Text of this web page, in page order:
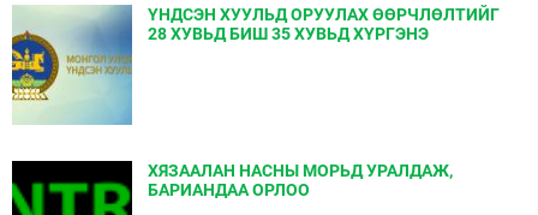
ҮНДСЭН ХУУЛЬД ОРУУЛАХ ӨӨРЧЛӨЛТИЙГ
28 ХУВЬД БИШ 35 ХУВЬД ХҮРГЭНЭ
ХЯЗААЛАН НАСНЫ МОРЬД УРАЛДАЖ,
БАРИАНДАА ОРЛОО